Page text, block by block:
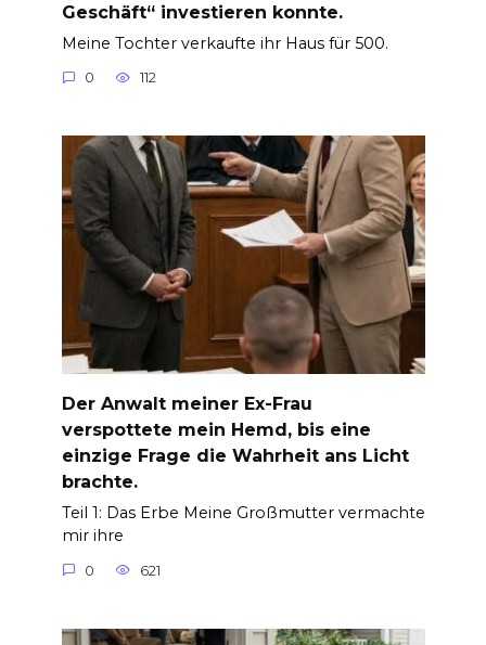
Geschäft“ investieren konnte.
Meine Tochter verkaufte ihr Haus für 500.
0 112
Der Anwalt meiner Ex-Frau
verspottete mein Hemd, bis eine
einzige Frage die Wahrheit ans Licht
brachte.
Teil 1: Das Erbe Meine Großmutter vermachte
mir ihre
0 621